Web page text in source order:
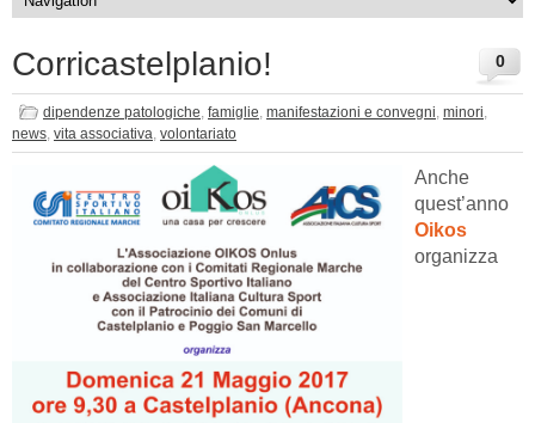
0
Corricastelplanio!
dipendenze patologiche, famiglie, manifestazioni e convegni, minori,
news, vita associativa, volontariato
Anche
quest’anno
Oikos
organizza